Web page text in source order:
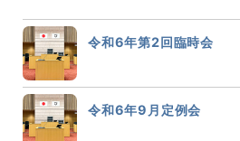
令和6年第2回臨時会
令和6年9月定例会